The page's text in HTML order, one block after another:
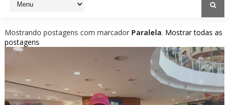
Mostrando postagens com marcador Paralela. Mostrar todas as
postagens